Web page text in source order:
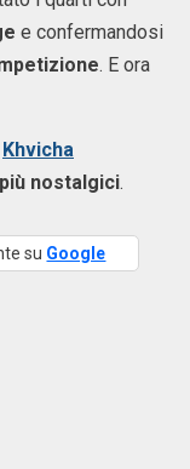
e confermandosi
. E ora
Khvicha
nostalgici.
su Google